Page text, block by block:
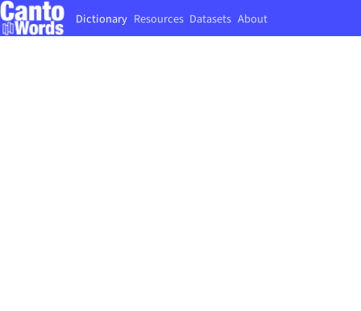
Dictionary Resources Datasets About